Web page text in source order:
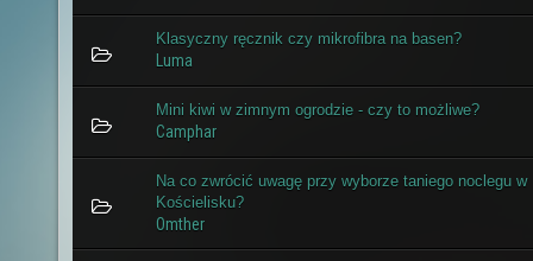
Klasyczny ręcznik czy mikrofibra na basen?
Luma
Mini kiwi w zimnym ogrodzie - czy to możliwe?
Camphar
Na co zwrócić uwagę przy wyborze taniego noclegu w
Kościelisku?
Omther